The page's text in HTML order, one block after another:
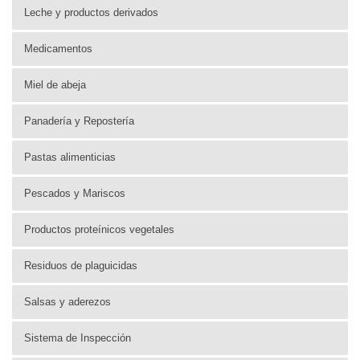
Leche y productos derivados
Medicamentos
Miel de abeja
Panadería y Repostería
Pastas alimenticias
Pescados y Mariscos
Productos proteínicos vegetales
Residuos de plaguicidas
Salsas y aderezos
Sistema de Inspección